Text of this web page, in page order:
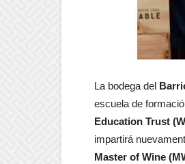
La bodega del
escuela de
Education Trust
impartirá
Master of Wine